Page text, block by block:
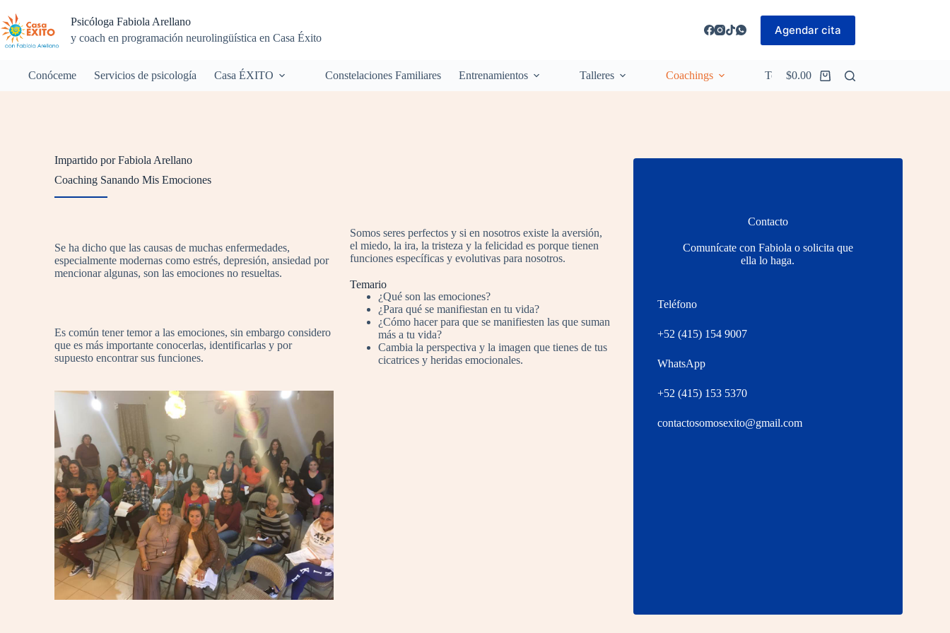
Psicóloga Fabiola Arellano
y coach en programación neurolingüística en Casa Éxito
Agendar cita
Conóceme Servicios de psicología Casa ÉXITO Constelaciones Familiares Entrenamientos Talleres Coachings Testimonios Contacto
$0.00
Impartido por Fabiola Arellano
Coaching Sanando Mis Emociones
Se ha dicho que las causas de muchas enfermedades,
especialmente modernas como estrés, depresión, ansiedad por
mencionar algunas, son las emociones no resueltas.
Es común tener temor a las emociones, sin embargo considero
que es más importante conocerlas, identificarlas y por
supuesto encontrar sus funciones.
Somos seres perfectos y si en nosotros existe la aversión,
el miedo, la ira, la tristeza y la felicidad es porque tienen
funciones específicas y evolutivas para nosotros.
Temario
¿Qué son las emociones?
¿Para qué se manifiestan en tu vida?
¿Cómo hacer para que se manifiesten las que suman
más a tu vida?
Cambia la perspectiva y la imagen que tienes de tus
cicatrices y heridas emocionales.
Contacto
Comunícate con Fabiola o solicita que
ella lo haga.
Teléfono
+52 (415) 154 9007
WhatsApp
+52 (415) 153 5370
contactosomosexito@gmail.com